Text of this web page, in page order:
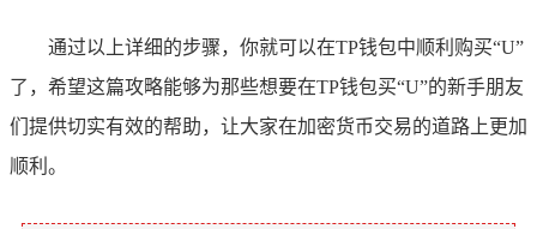
通过以上详细的步骤，你就可以在TP钱包中顺利购买“U”
了，希望这篇攻略能够为那些想要在TP钱包买“U”的新手朋友
们提供切实有效的帮助，让大家在加密货币交易的道路上更加
顺利。